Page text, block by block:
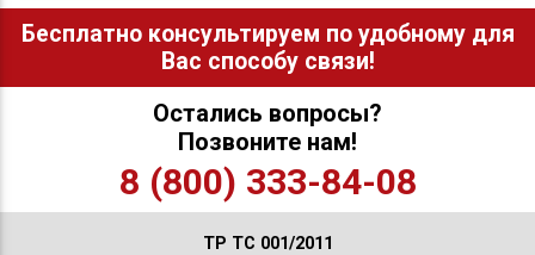
Бесплатно консультируем по удобному для
Вас способу связи!
Остались вопросы?
Позвоните нам!
8 (800) 333-84-08
ТР ТС 001/2011